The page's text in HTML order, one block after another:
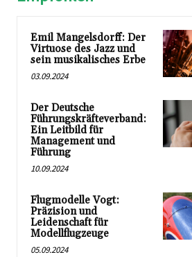
Emil Mangelsdorff: Der
Virtuose des Jazz und
sein musikalisches Erbe
03.09.2024
Der Deutsche
Führungskräfteverband:
Ein Leitbild für
Management und
Führung
10.09.2024
Flugmodelle Vogt:
Präzision und
Leidenschaft für
Modellflugzeuge
05.09.2024